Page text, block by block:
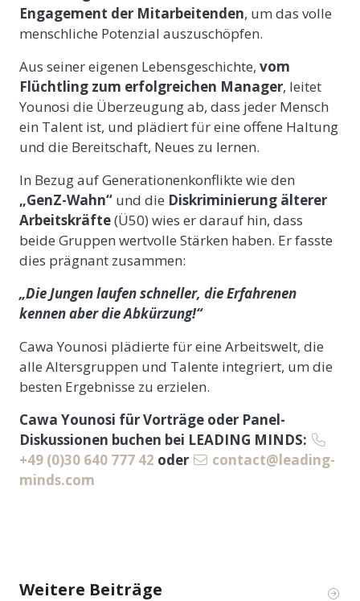
Engagement der Mitarbeitenden, um das volle
menschliche Potenzial auszuschöpfen.
Aus seiner eigenen Lebensgeschichte, vom
Flüchtling zum erfolgreichen Manager, leitet
Younosi die Überzeugung ab, dass jeder Mensch
ein Talent ist, und plädiert für eine offene Haltung
und die Bereitschaft, Neues zu lernen.
In Bezug auf Generationenkonflikte wie den
„GenZ-Wahn“ und die Diskriminierung älterer
Arbeitskräfte(Ü50) wies er darauf hin, dass
beide Gruppen wertvolle Stärken haben. Er fasste
dies prägnant zusammen:
„Die Jungen laufen schneller, die Erfahrenen
kennen aber die Abkürzung!“
Cawa Younosi plädierte für eine Arbeitswelt, die
alle Altersgruppen und Talente integriert, um die
besten Ergebnisse zu erzielen.
Cawa Younosi für Vorträge oder Panel-
Diskussionen buchen bei LEADING MINDS:
+49 (0)30 640 777 42 oder
contact@leading-
minds.com
Weitere Beiträge